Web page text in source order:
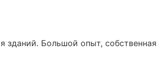
зданий. Большой опыт,